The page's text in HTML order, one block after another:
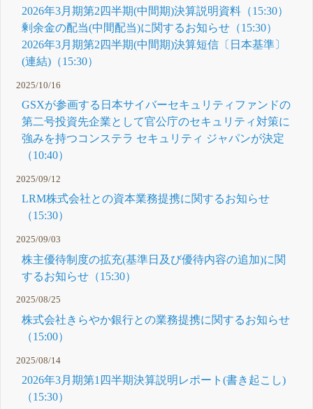
2026年3月期第2四半期(中間期)決算説明資料（15:30）
剰余金の配当(中間配当)に関するお知らせ（15:30）
2026年3月期第2四半期(中間期)決算短信〔日本基準〕
(連結)（15:30）
2025/10/16
GSXが参画する日本サイバーセキュリティファンドの
第二号投資先企業として官公庁のセキュリティ対策に
強みを持つコンステラ セキュリティ ジャパンが決定
（10:40）
2025/09/12
LRM株式会社との資本業務提携に関するお知らせ
（15:30）
2025/09/03
株主優待制度の拡充(基準日及び優待内容の追加)に関
するお知らせ（15:30）
2025/08/25
株式会社きらやか銀行との業務提携に関するお知らせ
（15:00）
2025/08/14
2026年3月期第1四半期決算説明レポート(書き起こし)
（15:30）